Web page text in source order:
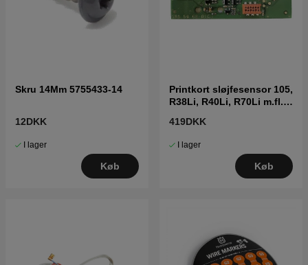
Skru 14Mm 5755433-14
12DKK
I lager
Køb
Printkort sløjfesensor 105,
R38Li, R40Li, R70Li m.fl.
419DKK
I lager
Køb